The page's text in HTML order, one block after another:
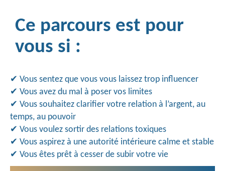
Ce parcours est pour
vous si :
✔ Vous sentez que vous vous laissez trop influencer
✔ Vous avez du mal à poser vos limites
✔ Vous souhaitez clarifier votre relation à l’argent, au
temps, au pouvoir
✔ Vous voulez sortir des relations toxiques
✔ Vous aspirez à une autorité intérieure calme et stable
✔ Vous êtes prêt à cesser de subir votre vie